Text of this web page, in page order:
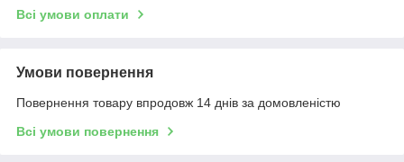
Всі умови оплати
Умови повернення
Повернення товару впродовж 14 днів за домовленістю
Всі умови повернення